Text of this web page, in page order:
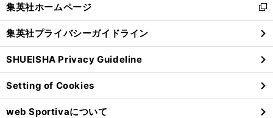
閉
る
集英社ホームページ
新
し
い
ウ
ィ
ン
ド
ウ
で
集英社プライバシーガイドライン
SHUEISHA Privacy Guideline
Setting of Cookies
web Sportivaについて